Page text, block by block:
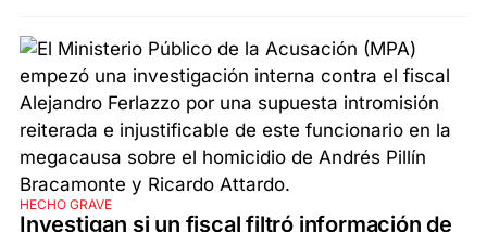
HECHO GRAVE
Investigan si un fiscal filtró información de